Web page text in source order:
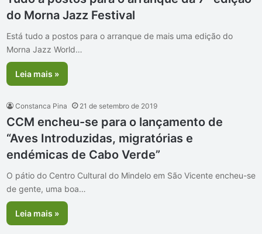
do Morna Jazz Festival
Está tudo a postos para o arranque de mais uma edição do
Morna Jazz World…
Leia mais »
Constanca Pina 21 de setembro de 2019
CCM encheu-se para o lançamento de
“Aves Introduzidas, migratórias e
endémicas de Cabo Verde”
O pátio do Centro Cultural do Mindelo em São Vicente encheu-se
de gente, uma boa…
Leia mais »